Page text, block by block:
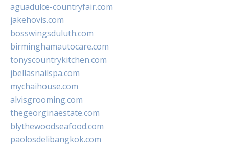
aguadulce-countryfair.com
jakehovis.com
bosswingsduluth.com
birminghamautocare.com
tonyscountrykitchen.com
jbellasnailspa.com
mychaihouse.com
alvisgrooming.com
thegeorginaestate.com
blythewoodseafood.com
paolosdelibangkok.com